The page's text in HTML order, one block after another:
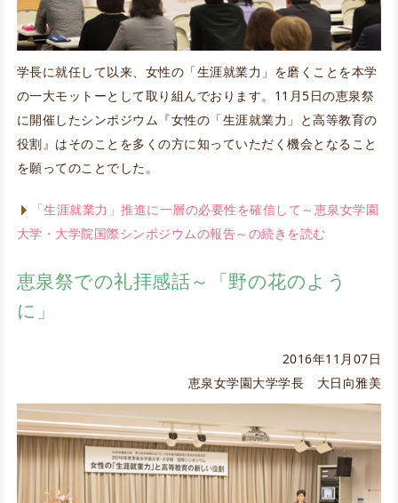
学長に就任して以来、女性の「生涯就業力」を磨くことを本学
の一大モットーとして取り組んでおります。11月5日の恵泉祭
に開催したシンポジウム『女性の「生涯就業力」と高等教育の
役割』はそのことを多くの方に知っていただく機会となること
を願ってのことでした。
「生涯就業力」推進に一層の必要性を確信して～恵泉女学園
大学・大学院国際シンポジウムの報告～の続きを読む
恵泉祭での礼拝感話～「野の花のよう
に」
2016年11月07日
恵泉女学園大学学長 大日向雅美